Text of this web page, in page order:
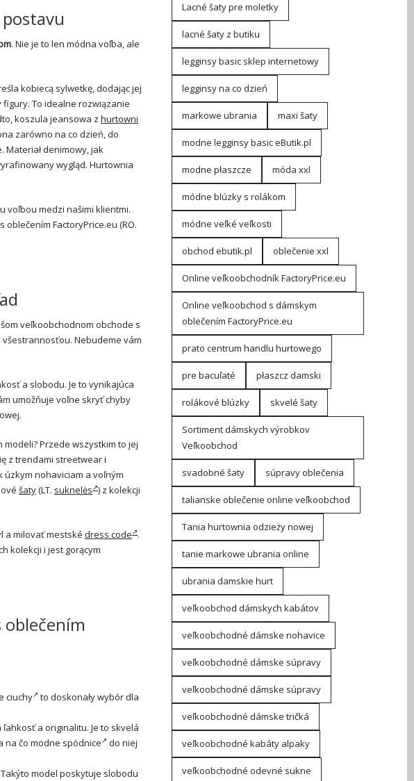
. Nie je to len módna voľba, ale
kobiecą sylwetkę, dodając jej
To idealne rozwiązanie
koszula jeansowa z hurtowni
zarówno na co dzień, do
Materiał denimowy, jak
wygląd. Hurtownia
voľbou medzi našimi klientmi.
FactoryPrice.eu (RO.
veľkoobchodnom obchode s
Nebudeme vám
a slobodu. Je to vynikajúca
umožňuje voľne skryť chyby
modeli? Przede wszystkim to jej
z trendami streetwear i
úzkym nohaviciam a voľným
šaty(LT. suknelės ) z kolekcji
a milovať mestské dress code .
kolekcji i jest gorącym
ciuchy
to doskonały wybór dla
a originalitu. Je to skvelá
na čo modne spódnice
do niej
model poskytuje slobodu
Lacné šaty pre moletky
lacné šaty z butiku
legginsy basic sklep internetowy
legginsy na co dzień
markowe ubrania maxi šaty
modne legginsy basic eButik.pl
modne płaszcze móda xxl
módne blúzky s rolákom
módne veľké veľkosti
obchod ebutik.pl oblečenie xxl
Online veľkoobchodník FactoryPrice.eu
Online veľkoobchod s dámskym
oblečením FactoryPrice.eu
prato centrum handlu hurtowego
pre bacuľaté płaszcz damski
rolákové blúzky skvelé šaty
Sortiment dámskych výrobkov
Veľkoobchod
svadobné šaty súpravy oblečenia
talianske oblečenie online veľkoobchod
Tania hurtownia odzieży nowej
tanie markowe ubrania online
ubrania damskie hurt
veľkoobchod dámskych kabátov
veľkoobchodné dámske nohavice
veľkoobchodné dámske súpravy
veľkoobchodné dámske súpravy
veľkoobchodné dámske tričká
veľkoobchodné kabáty alpaky
veľkoobchodné odevné sukne